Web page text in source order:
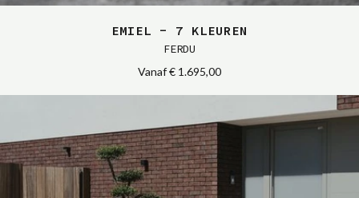
EMIEL - 7 KLEUREN
FERDU
Vanaf€ 1.695,00